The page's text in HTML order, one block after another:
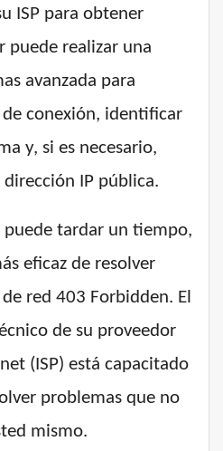
ISP para obtener
puede realizar una
avanzada para
conexión, identificar
y, si es necesario,
IP pública.
puede tardar un tiempo,
eficaz de resolver
red 403 Forbidden. El
de su proveedor
(ISP) está capacitado
problemas que no
mismo.